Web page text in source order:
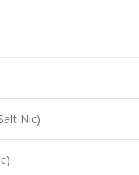
Nic)